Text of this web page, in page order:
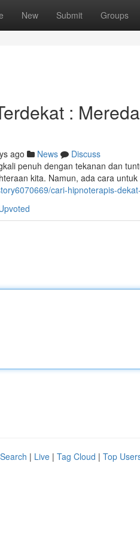
New Submit Groups
:
ago News
Discuss
penuh dengan tekanan dan
kita. Namun, ada cara
cari-hipnoterapis-
| Live | Tag Cloud | Top